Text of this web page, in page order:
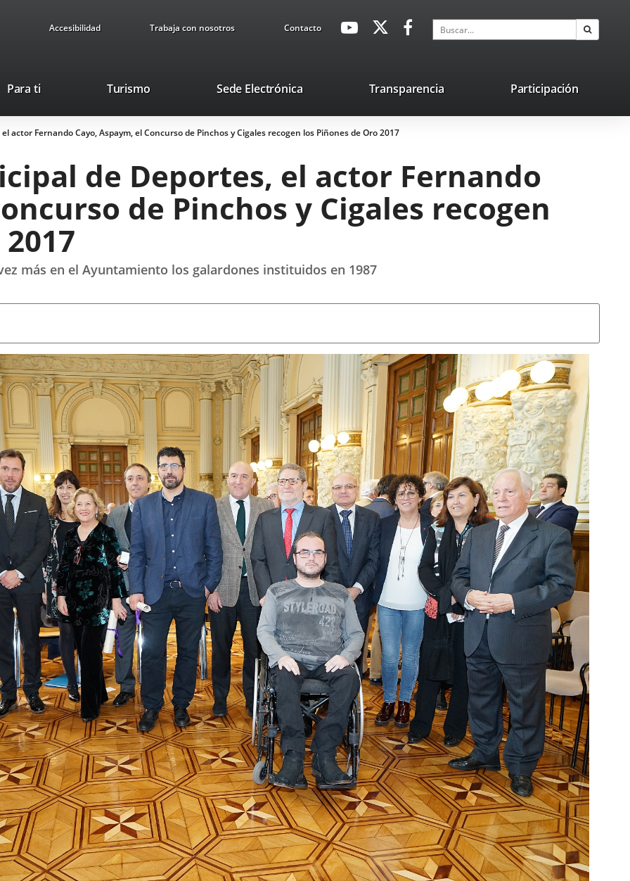
Accesibilidad Trabaja con nosotros ContactoavaHeaderSocial
Enlace
externa.
Enlace
aplicación
externa.
Enlace
aplicación
externa.
Buscar
Para ti TurismoEste
se
abrirá
ventana
nueva.
Sede ElectrónicaEnlace
una
aplicación
Transparencia Participación
actor Fernando Cayo, Aspaym, el Concurso de Pinchos y Cigales recogen los Piñones de Oro 2017
de Deportes, el actor Fernando
de Pinchos y Cigales recogen
más en el Ayuntamiento los galardones instituidos en 1987